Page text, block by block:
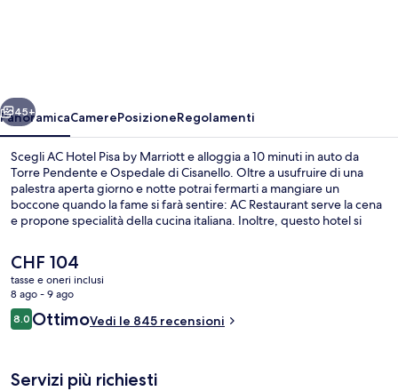
Avanti
45+
PanoramicaCamerePosizioneRegolamenti
Scegli AC Hotel Pisa by Marriott e alloggia a 10 minuti in auto da
Torre Pendente e Ospedale di Cisanello. Oltre a usufruire di una
palestra aperta giorno e notte potrai fermarti a mangiare un
boccone quando la fame si farà sentire: AC Restaurant serve la cena
e propone specialità della cucina italiana. Inoltre, questo hotel si
degli ospiti lodano il personale gentile della struttura.
Il
prezzo
attuale
è
CHF 104
CHF 104
tasse e oneri inclusi
8 ago - 9 ago
Recensioni
8.08.0 su 10
OttimoVedi le 845 recensioni
Servizi più richiesti